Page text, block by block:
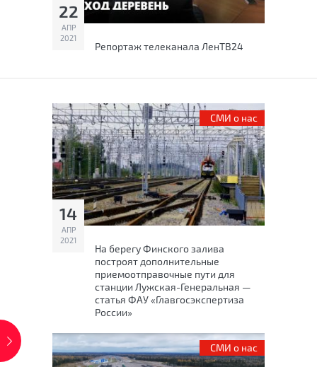
22
АПР
2021
Репортаж телеканала ЛенТВ24
СМИ о нас
14
АПР
2021
На берегу Финского залива
построят дополнительные
приемоотправочные пути для
станции Лужская-Генеральная —
статья ФАУ «Главгосэкспертиза
России»
СМИ о нас